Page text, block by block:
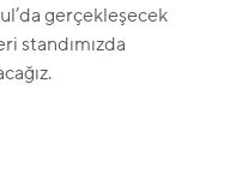
gerçekleşecek
standımızda